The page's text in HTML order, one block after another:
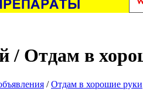
/ Отдам в
/Отдам в хорошие руки